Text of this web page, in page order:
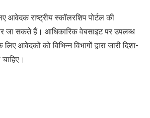
राष्ट्रीय स्कॉलरशिप पोर्टल की
जा सकते हैं। आधिकारिक वेबसाइट पर उपलब्ध
आवेदकों को विभिन्न विभागों द्वारा जारी दिशा-